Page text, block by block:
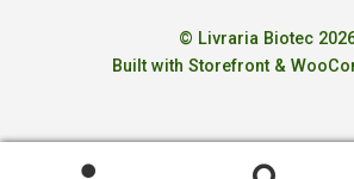
© Livraria Biotec
Built with Storefront &